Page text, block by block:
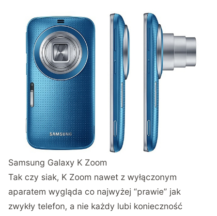
Samsung Galaxy K Zoom
Tak czy siak, K Zoom nawet z wyłączonym
aparatem wygląda co najwyżej “prawie” jak
zwykły telefon, a nie każdy lubi konieczność